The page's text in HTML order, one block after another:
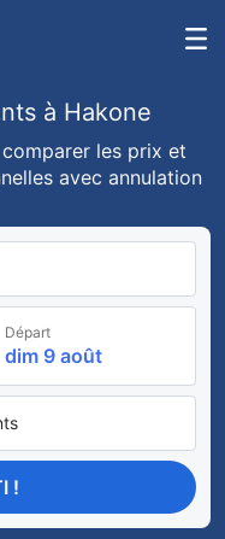
à Hakone
les prix et
avec annulation
Départ
dim 9 août
!